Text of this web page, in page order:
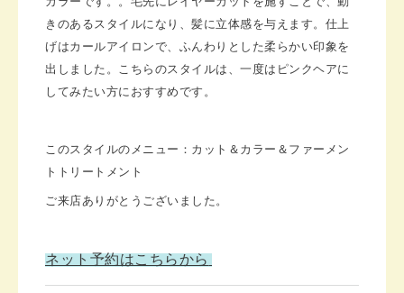
きのあるスタイルになり、髪に立体感を与えます。仕上
げはカールアイロンで、ふんわりとした柔らかい印象を
出しました。こちらのスタイルは、一度はピンクヘアに
してみたい方におすすめです。
このスタイルのメニュー：カット＆カラー＆ファーメン
トトリートメント
ご来店ありがとうございました。
ネット予約はこちらから